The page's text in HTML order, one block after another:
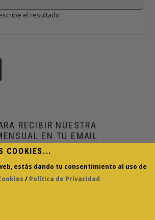
el resultado
RECIBIR NUESTRA
EN TU EMAIL
COOKIES...
estás dando tu consentimiento al uso de
/ Política de Privacidad